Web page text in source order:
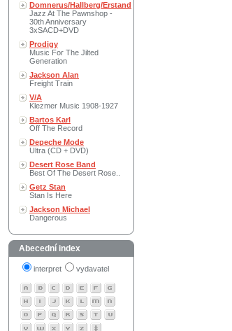
Domnerus/Hallberg/Erstand
Jazz At The Pawnshop -
30th Anniversary
3xSACD+DVD
Prodigy
Music For The Jilted
Generation
Jackson Alan
Freight Train
V/A
Klezmer Music 1908-1927
Bartos Karl
Off The Record
Depeche Mode
Ultra (CD + DVD)
Desert Rose Band
Best Of The Desert Rose..
Getz Stan
Stan Is Here
Jackson Michael
Dangerous
Abecední index
interpret vydavatel